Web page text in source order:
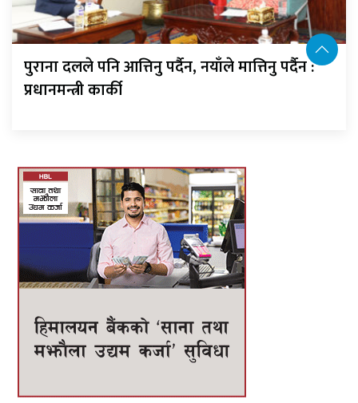
पुराना दलले पनि आत्तिनु पर्दैन, नयाँले मात्तिनु पर्दैन :
प्रधानमन्त्री कार्की